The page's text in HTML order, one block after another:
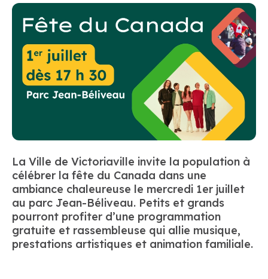
La Ville de Victoriaville invite la population à
célébrer la fête du Canada dans une
ambiance chaleureuse le mercredi 1er juillet
au parc Jean-Béliveau. Petits et grands
pourront profiter d’une programmation
gratuite et rassembleuse qui allie musique,
prestations artistiques et animation familiale.